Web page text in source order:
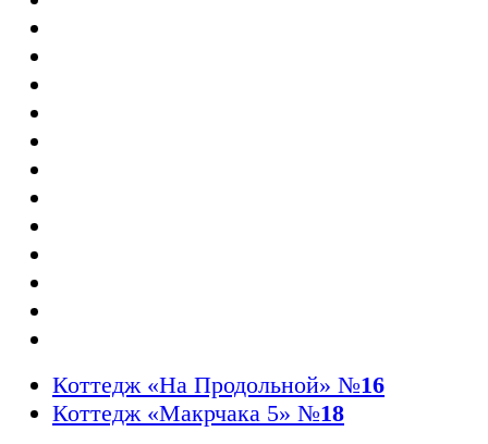
Коттедж «На Продольной» №16
Коттедж «Макрчака 5» №18